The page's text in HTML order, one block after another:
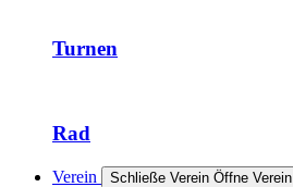
Turnen
Rad
Verein Schließe Verein Öffne Verein